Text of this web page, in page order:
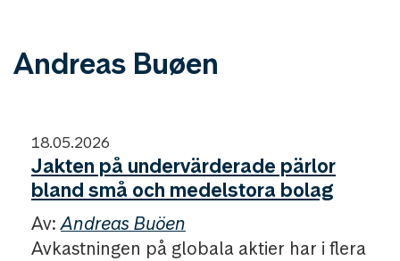
Andreas Buøen
18.05.2026
Jakten på undervärderade pärlor
bland små och medelstora bolag
Av:Andreas Buöen
Avkastningen på globala aktier har i flera